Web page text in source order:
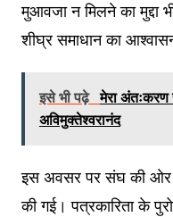
मुआवजा न मिलने का मुद्दा
शीघ्र समाधान का
इसे भी पढ़े मेरा अंतःकरण
अविमुक्तेश्वरानंद
इस अवसर पर संघ की ओर से
की गई। पत्रकारिता के